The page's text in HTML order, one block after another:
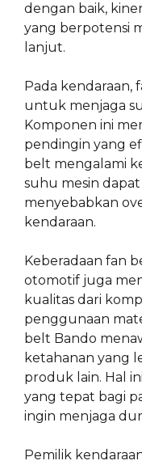
dengan baik,
yang berpotensi
lanjut.
Pada
untuk menjaga
Komponen ini
pendingin yang
belt mengalami
suhu mesin
menyebabkan
kendaraan.
Keberadaan fan
otomotif juga
kualitas dari
penggunaan
belt Bando
ketahanan yang
produk lain. Hal
yang tepat bagi
ingin menjaga
Pemilik